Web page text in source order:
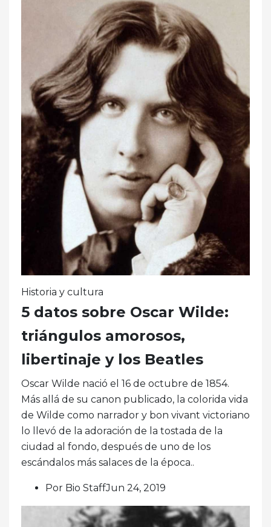
Historia y cultura
5 datos sobre Oscar Wilde:
triángulos amorosos,
libertinaje y los Beatles
Oscar Wilde nació el 16 de octubre de 1854.
Más allá de su canon publicado, la colorida vida
de Wilde como narrador y bon vivant victoriano
lo llevó de la adoración de la tostada de la
ciudad al fondo, después de uno de los
escándalos más salaces de la época..
Por Bio StaffJun 24, 2019